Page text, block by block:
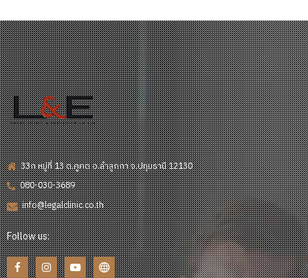
33ก หมู่ที่ 13 ต.คูคต อ.ลำลูกกา จ.ปทุมธานี 12130
080-030-3689
info@legalclinic.co.th
Follow us: